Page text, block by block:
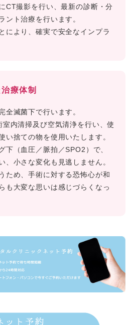
CT撮影を行い、最新の診断・分
ント治療を行います。
により、確実で安全なインプラ
療体制
全滅菌下で行います。
内清掃及び空気清浄を行い、使
い捨ての物を使用いたします。
下（血圧／脈拍／SPO2）で、
、小さな変化も見逃しません。
ため、手術に対する恐怖心が和
も大変な思いは感じづらくなっ